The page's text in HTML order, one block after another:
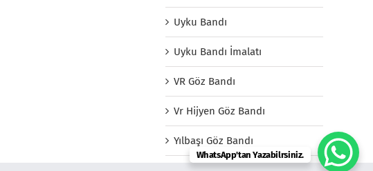
Uyku Bandı
Uyku Bandı İmalatı
VR Göz Bandı
Vr Hijyen Göz Bandı
Yılbaşı Göz Bandı
WhatsApp'tan Yazabilrsiniz.